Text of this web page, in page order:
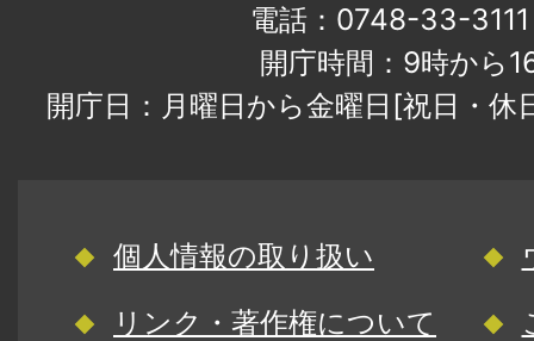
電話：0748-33-
開庁時間：9時から
開庁日：月曜日から金曜日[祝日・
個人情報の取り扱い
リンク・著作権について